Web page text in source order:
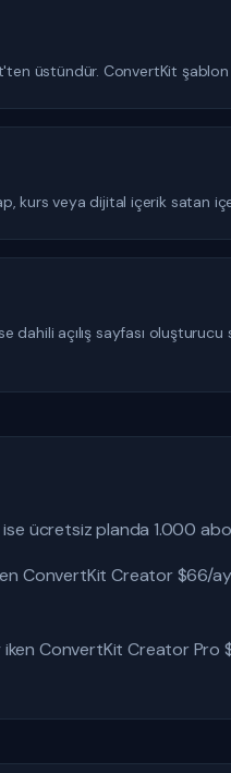
üstündür. ConvertKit şablon
kurs veya dijital içerik satan
dahili açılış sayfası
ücretsiz planda 1.000
ConvertKit Creator $66/ay
ConvertKit Creator Pro